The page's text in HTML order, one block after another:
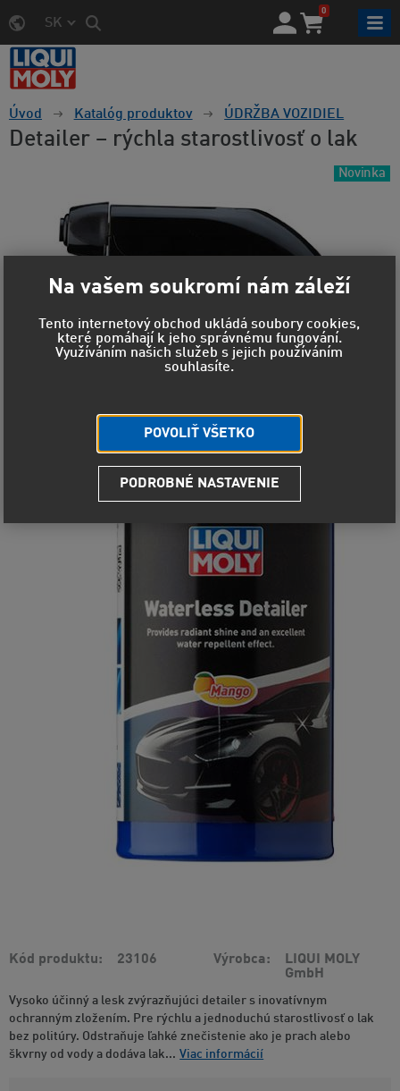
SK
0
Úvod Katalóg produktov ÚDRŽBA VOZIDIEL
Detailer – rýchla starostlivosť o lak
Novinka
Kód produktu 23106 Výrobca
LIQUI MOLY
GmbH
Vysoko účinný a lesk zvýrazňujúci detailer s inovatívnym
ochranným zložením. Pre rýchlu a jednoduchú starostlivosť o lak
bez politúry. Odstraňuje ľahké znečistenie ako je prach alebo
škvrny od vody a dodáva lak... Viac informácií
Na vašem soukromí nám záleží
Tento internetový obchod ukládá soubory cookies,
které pomáhají k jeho správnému fungování.
Využíváním našich služeb s jejich používáním
souhlasíte.
POVOLIŤ VŠETKO
PODROBNÉ NASTAVENIE